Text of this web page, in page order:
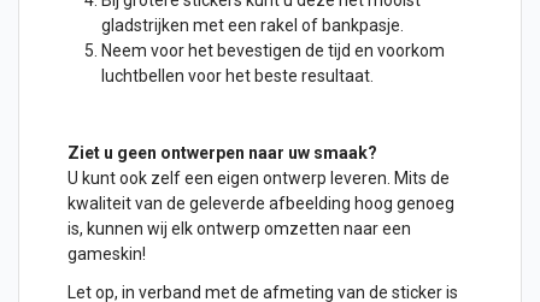
gladstrijken met een rakel of bankpasje.
Neem voor het bevestigen de tijd en voorkom
luchtbellen voor het beste resultaat.
Ziet u geen ontwerpen naar uw smaak?
U kunt ook zelf een eigen ontwerp leveren. Mits de
kwaliteit van de geleverde afbeelding hoog genoeg
is, kunnen wij elk ontwerp omzetten naar een
gameskin!
Let op, in verband met de afmeting van de sticker is